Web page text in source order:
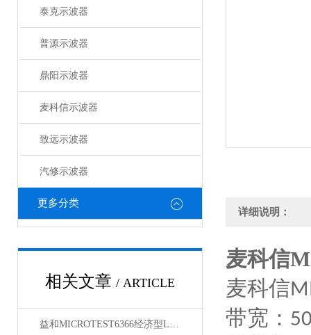
泰克示波器
普源示波器
鼎阳示波器
麦科信示波器
致远示波器
汽修示波器
更多分类
相关文章 / ARTICLE
益和MICROTEST6366经济型LCR测试仪
详细说明：
麦科信
麦科信
带宽：